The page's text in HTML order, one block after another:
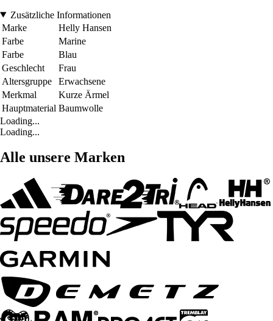
Zusätzliche Informationen
Marke
Helly Hansen
Farbe
Marine
Farbe
Blau
Geschlecht
Frau
Altersgruppe
Erwachsene
Merkmal
Kurze Ärmel
Hauptmaterial Baumwolle
Loading...
Loading...
Alle unsere Marken